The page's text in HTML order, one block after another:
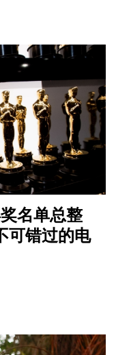
名单总整
可错过的电